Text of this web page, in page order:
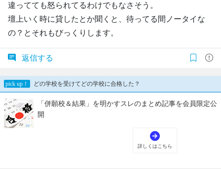
違ってても怒られてるわけでもなさそう。
壇上いく時に貸したとか聞くと、待ってる間ノータイな
の？とそれもびっくりします。
返信する